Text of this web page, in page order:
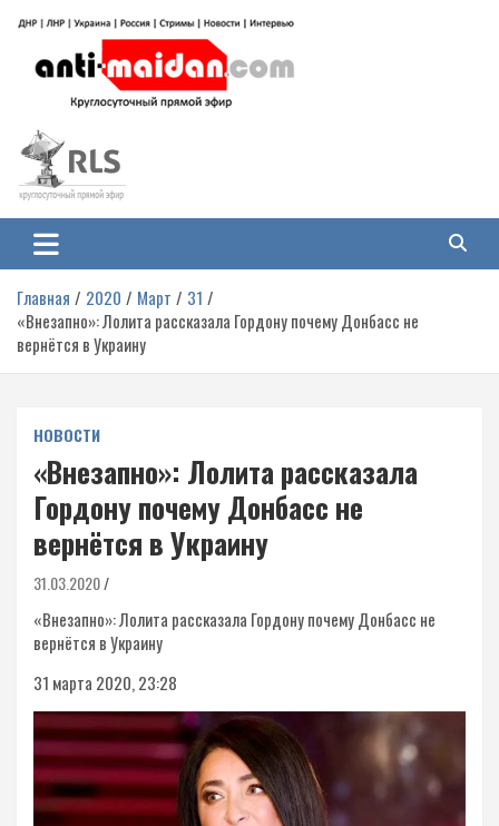
содержимому
Антимайдан: Гражданская война
на Украине
гражданской войне на Украине, включая события в Новороссии, ДНР,
ЛНР и других регионах.
Главная 2020 Март
31
«Внезапно»: Лолита рассказала Гордону почему Донбасс не
вернётся в Украину
НОВОСТИ
«Внезапно»: Лолита рассказала
Гордону почему Донбасс не
вернётся в Украину
31.03.2020
«Внезапно»: Лолита рассказала Гордону почему Донбасс не
вернётся в Украину
31 марта 2020, 23:28